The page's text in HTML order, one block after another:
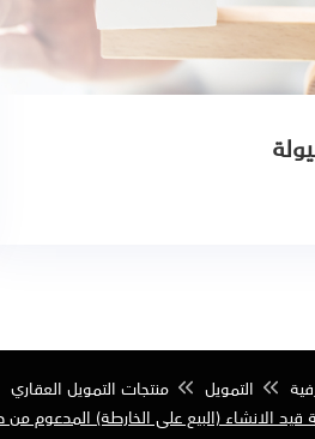
التمويل منتجات التمويل العقاري
الانشاء (البيع على الخارطة) المدعوم من